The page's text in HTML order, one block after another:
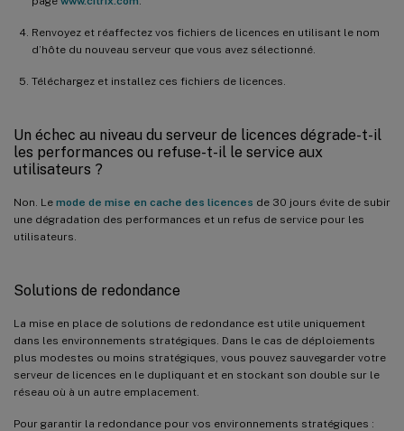
Renvoyez et réaffectez vos fichiers de licences en utilisant le nom
d’hôte du nouveau serveur que vous avez sélectionné.
Téléchargez et installez ces fichiers de licences.
Un échec au niveau du serveur de licences dégrade-t-il
les performances ou refuse-t-il le service aux
utilisateurs ?
Non. Le mode de mise en cache des licences de 30 jours évite de subir
une dégradation des performances et un refus de service pour les
utilisateurs.
Solutions de redondance
La mise en place de solutions de redondance est utile uniquement
dans les environnements stratégiques. Dans le cas de déploiements
plus modestes ou moins stratégiques, vous pouvez sauvegarder votre
serveur de licences en le dupliquant et en stockant son double sur le
réseau où à un autre emplacement.
Pour garantir la redondance pour vos environnements stratégiques :